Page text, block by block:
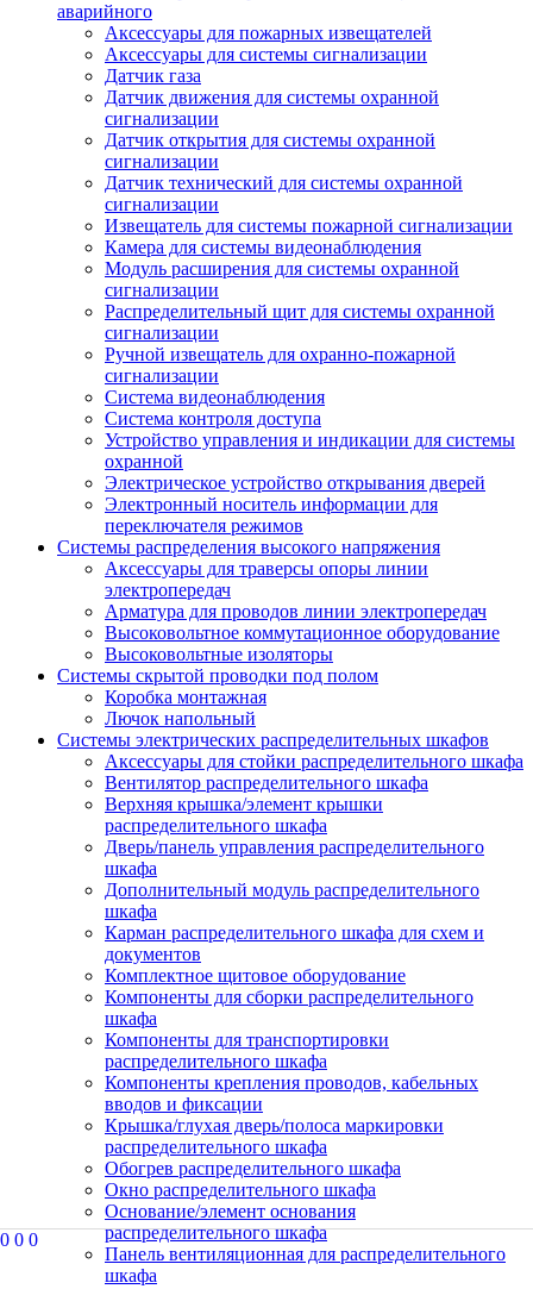
аварийного
Аксессуары для пожарных извещателей
Аксессуары для системы сигнализации
Датчик газа
Датчик движения для системы охранной
сигнализации
Датчик открытия для системы охранной
сигнализации
Датчик технический для системы охранной
сигнализации
Извещатель для системы пожарной сигнализации
Камера для системы видеонаблюдения
Модуль расширения для системы охранной
сигнализации
Распределительный щит для системы охранной
сигнализации
Ручной извещатель для охранно-пожарной
сигнализации
Система видеонаблюдения
Система контроля доступа
Устройство управления и индикации для системы
охранной
Электрическое устройство открывания дверей
Электронный носитель информации для
переключателя режимов
Системы распределения высокого напряжения
Аксессуары для траверсы опоры линии
электропередач
Арматура для проводов линии электропередач
Высоковольтное коммутационное оборудование
Высоковольтные изоляторы
Системы скрытой проводки под полом
Коробка монтажная
Лючок напольный
Системы электрических распределительных шкафов
Аксессуары для стойки распределительного шкафа
Вентилятор распределительного шкафа
Верхняя крышка/элемент крышки
распределительного шкафа
Дверь/панель управления распределительного
шкафа
Дополнительный модуль распределительного
шкафа
Карман распределительного шкафа для схем и
документов
Комплектное щитовое оборудование
Компоненты для сборки распределительного
шкафа
Компоненты для транспортировки
распределительного шкафа
Компоненты крепления проводов, кабельных
вводов и фиксации
Крышка/глухая дверь/полоса маркировки
распределительного шкафа
Обогрев распределительного шкафа
Окно распределительного шкафа
Основание/элемент основания
распределительного шкафа
Панель вентиляционная для распределительного
шкафа
0 0 0